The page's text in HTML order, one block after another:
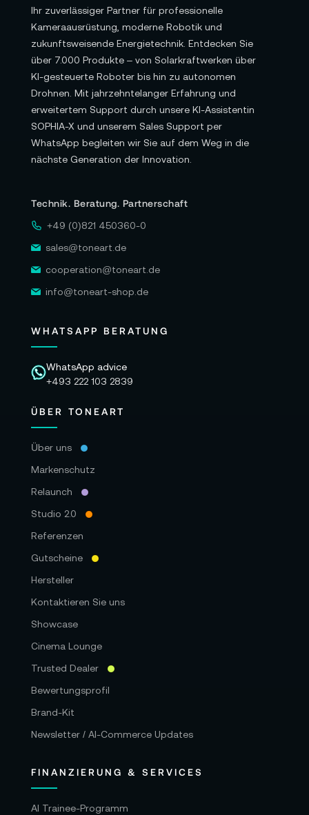
Ihr zuverlässiger Partner für professionelle
Kameraausrüstung, moderne Robotik und
zukunftsweisende Energietechnik. Entdecken Sie
über 7.000 Produkte – von Solarkraftwerken über
KI-gesteuerte Roboter bis hin zu autonomen
Drohnen. Mit jahrzehntelanger Erfahrung und
erweitertem Support durch unsere KI-Assistentin
SOPHIA-X und unserem Sales Support per
WhatsApp begleiten wir Sie auf dem Weg in die
nächste Generation der Innovation.
Technik. Beratung. Partnerschaft
+49 (0)821 450360-0
sales@toneart.de
cooperation@toneart.de
info@toneart-shop.de
WHATSAPP BERATUNG
WhatsApp advice
+493 222 103 2839
ÜBER TONEART
Über uns
Markenschutz
Relaunch
Studio 2.0
Referenzen
Gutscheine
Hersteller
Kontaktieren Sie uns
Showcase
Cinema Lounge
Trusted Dealer
Bewertungsprofil
Brand-Kit
Newsletter / AI-Commerce Updates
FINANZIERUNG & SERVICES
AI Trainee-Programm